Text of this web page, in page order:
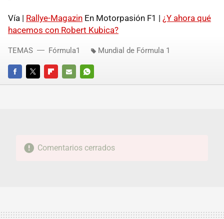
Vía | Rallye-Magazin En Motorpasión F1 | ¿Y ahora qué
hacemos con Robert Kubica?
FACEBOOKTWITTERFLIPBOARD
E-
WHATSAPP
TEMAS Fórmula1 Mundial de Fórmula 1
Comentarios cerrados